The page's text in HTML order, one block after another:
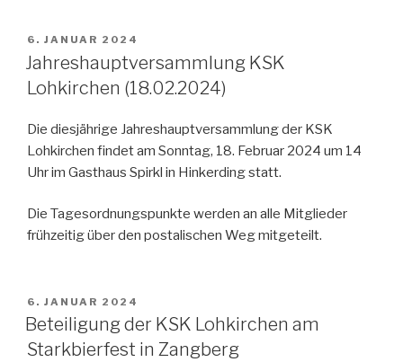
–
Kalenderjahr
2025“
VERÖFFENTLICHT
AM
6. JANUAR 2024
Jahreshauptversammlung KSK
Lohkirchen (18.02.2024)
Die diesjährige Jahreshauptversammlung der KSK
Lohkirchen findet am Sonntag, 18. Februar 2024 um 14
Uhr im Gasthaus Spirkl in Hinkerding statt.
Die Tagesordnungspunkte werden an alle Mitglieder
frühzeitig über den postalischen Weg mitgeteilt.
VERÖFFENTLICHT
AM
6. JANUAR 2024
Beteiligung der KSK Lohkirchen am
Starkbierfest in Zangberg